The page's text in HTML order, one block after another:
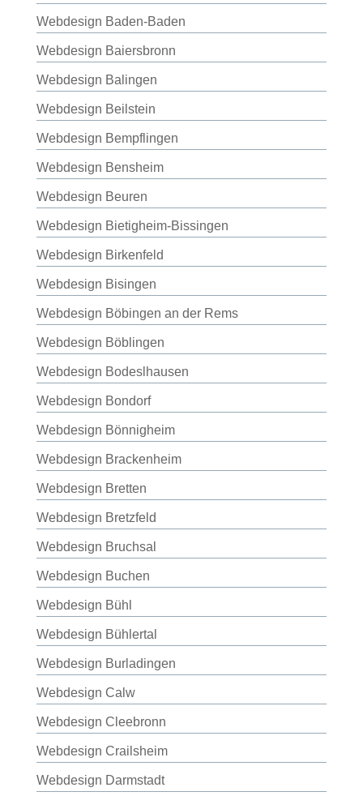
Webdesign Baden-Baden
Webdesign Baiersbronn
Webdesign Balingen
Webdesign Beilstein
Webdesign Bempflingen
Webdesign Bensheim
Webdesign Beuren
Webdesign Bietigheim-Bissingen
Webdesign Birkenfeld
Webdesign Bisingen
Webdesign Böbingen an der Rems
Webdesign Böblingen
Webdesign Bodeslhausen
Webdesign Bondorf
Webdesign Bönnigheim
Webdesign Brackenheim
Webdesign Bretten
Webdesign Bretzfeld
Webdesign Bruchsal
Webdesign Buchen
Webdesign Bühl
Webdesign Bühlertal
Webdesign Burladingen
Webdesign Calw
Webdesign Cleebronn
Webdesign Crailsheim
Webdesign Darmstadt